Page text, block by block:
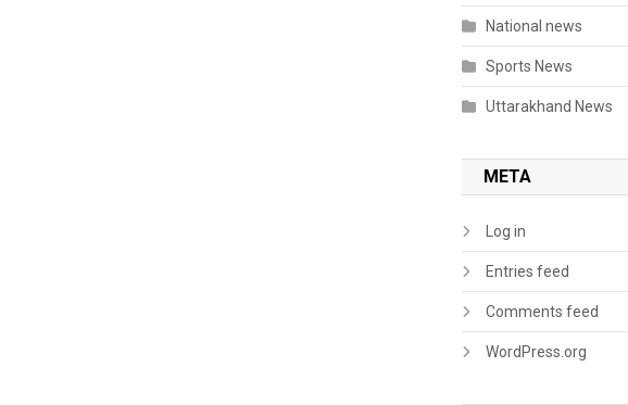
National news
Sports News
Uttarakhand News
META
Log in
Entries feed
Comments feed
WordPress.org